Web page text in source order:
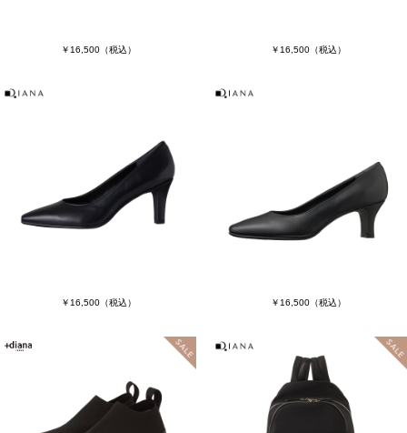
￥16,500（税込） ￥16,500 （税込）
￥16,500（税込） ￥16,500 （税込）